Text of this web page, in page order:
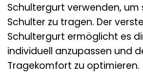
Schultergurt verwenden, um
Schulter zu tragen. Der
Schultergurt ermöglicht es
individuell anzupassen und
Tragekomfort zu optimieren.